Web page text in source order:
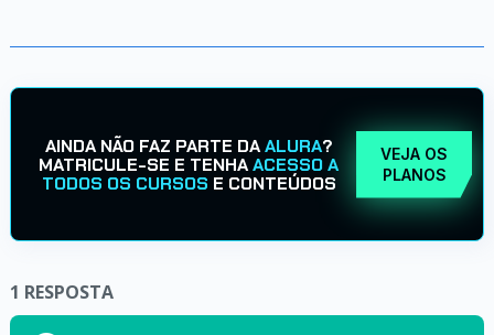
AINDA NÃO FAZ PARTE DAALURA?
MATRICULE-SE E TENHAACESSO A
TODOS OS CURSOS E CONTEÚDOS
VEJA OS
PLANOS
1 RESPOSTA